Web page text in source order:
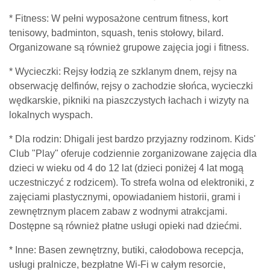
* Fitness: W pełni wyposażone centrum fitness, kort
tenisowy, badminton, squash, tenis stołowy, bilard.
Organizowane są również grupowe zajęcia jogi i fitness.
* Wycieczki: Rejsy łodzią ze szklanym dnem, rejsy na
obserwację delfinów, rejsy o zachodzie słońca, wycieczki
wędkarskie, pikniki na piaszczystych łachach i wizyty na
lokalnych wyspach.
* Dla rodzin: Dhigali jest bardzo przyjazny rodzinom. Kids'
Club "Play" oferuje codziennie zorganizowane zajęcia dla
dzieci w wieku od 4 do 12 lat (dzieci poniżej 4 lat mogą
uczestniczyć z rodzicem). To strefa wolna od elektroniki, z
zajęciami plastycznymi, opowiadaniem historii, grami i
zewnętrznym placem zabaw z wodnymi atrakcjami.
Dostępne są również płatne usługi opieki nad dziećmi.
* Inne: Basen zewnętrzny, butiki, całodobowa recepcja,
usługi pralnicze, bezpłatne Wi-Fi w całym resorcie,